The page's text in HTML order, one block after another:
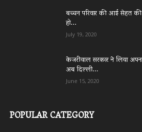
बच्चन परिवार की आई सेहत
हो...
July 19, 2020
केजरीवाल सरकार ने लिया
अब दिल्ली...
June 15, 2020
POPULAR CATEGORY